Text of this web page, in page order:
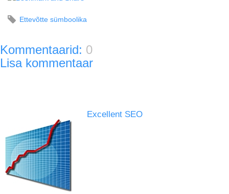
Ettevõtte sümboolika
Kommentaarid: 0
Lisa kommentaar
Excellent SEO